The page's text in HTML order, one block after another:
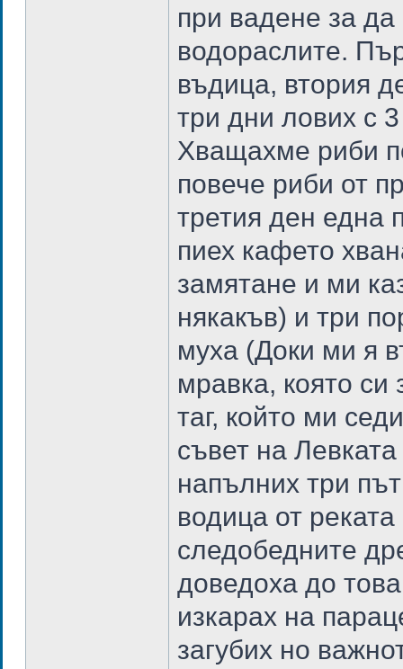
при вадене за да
водораслите.
въдица, втория
три дни лових с
Хващахме риби
повече риби от
третия ден една
пиех кафето
замятане и ми
някакъв) и три
муха (Доки ми я
мравка, която си
таг, който ми
съвет на
напълних три
водица от
следобедните
доведоха до
изкарах на
загубих но